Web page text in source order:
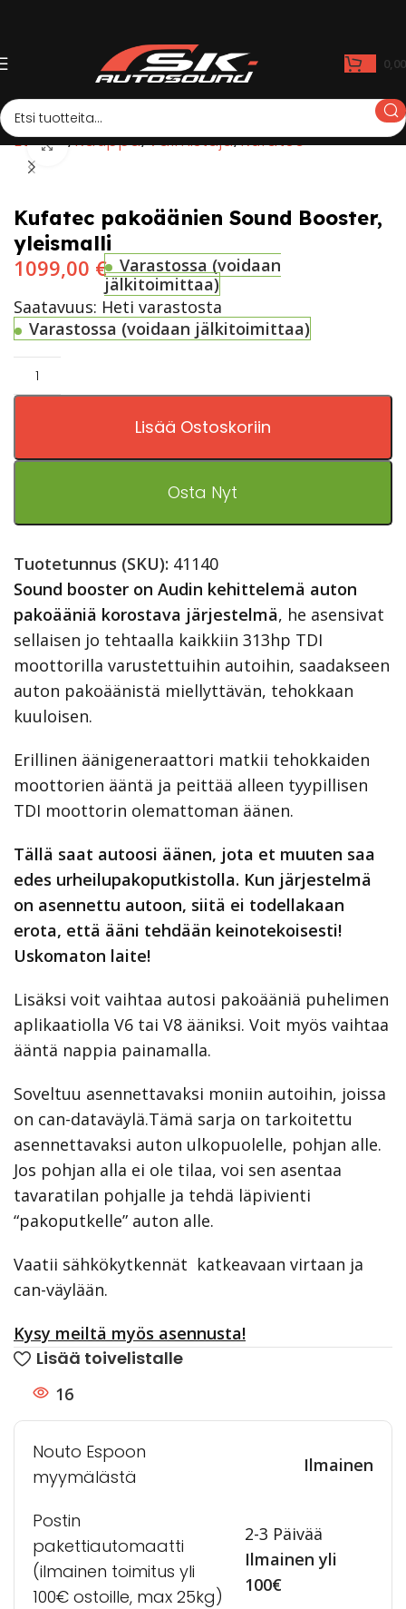
Etusivu Kauppa Valmistaja Kufatec
Click to enlarge
Kufatec pakoäänien Sound Booster,
yleismalli
1099,00 € Varastossa (voidaan
jälkitoimittaa)
Saatavuus: Heti varastosta
Varastossa (voidaan jälkitoimittaa)
Lisää Ostoskoriin
Osta Nyt
Tuotetunnus (SKU): 41140
Sound booster on Audin kehittelemä auton
pakoääniä korostava järjestelmä, he asensivat
sellaisen jo tehtaalla kaikkiin 313hp TDI
moottorilla varustettuihin autoihin, saadakseen
auton pakoäänistä miellyttävän, tehokkaan
kuuloisen.
Erillinen äänigeneraattori matkii tehokkaiden
moottorien ääntä ja peittää alleen tyypillisen
TDI moottorin olemattoman äänen.
Tällä saat autoosi äänen, jota et muuten saa
edes urheilupakoputkistolla. Kun järjestelmä
on asennettu autoon, siitä ei todellakaan
erota, että ääni tehdään keinotekoisesti!
Uskomaton laite!
Lisäksi voit vaihtaa autosi pakoääniä puhelimen
aplikaatiolla V6 tai V8 ääniksi. Voit myös vaihtaa
ääntä nappia painamalla.
Soveltuu asennettavaksi moniin autoihin, joissa
on can-dataväylä.Tämä sarja on tarkoitettu
asennettavaksi auton ulkopuolelle, pohjan alle.
Jos pohjan alla ei ole tilaa, voi sen asentaa
tavaratilan pohjalle ja tehdä läpivienti
“pakoputkelle” auton alle.
Vaatii sähkökytkennät katkeavaan virtaan ja
can-väylään.
Kysy meiltä myös asennusta!
Lisää toivelistalle
16
Nouto Espoon
myymälästä
Ilmainen
Postin
pakettiautomaatti
(ilmainen toimitus yli
100€ ostoille, max 25kg)
2-3 Päivää
Ilmainen yli
100€